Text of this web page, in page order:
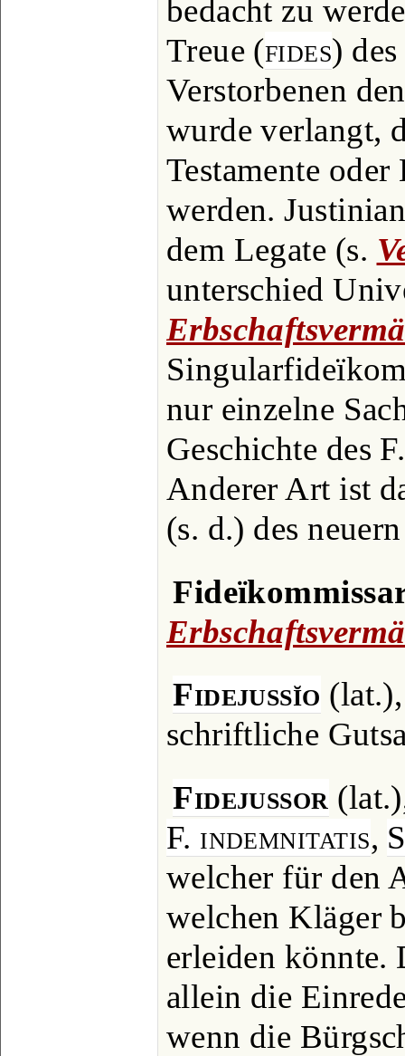
bedacht zu
Treue (fides)
Verstorbenen
wurde verlangt,
Testamente
werden.
dem Legate (s.
unterschied
nur einzelne
Geschichte des
Anderer Art ist
(s. d.) des
Fidejussĭo
schriftliche
Fidejussor
F. indemnitatis,
welcher für den
welchen Kläger
erleiden könnte.
allein die
wenn die